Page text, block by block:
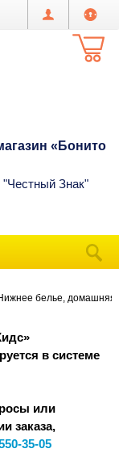
«Бонито
Знак"
белье, домашняя
в системе
или
заказа,
35-05